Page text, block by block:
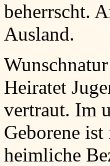
beherrscht.
Ausland.
Heiratet
vertraut. Im
Geborene
heimliche